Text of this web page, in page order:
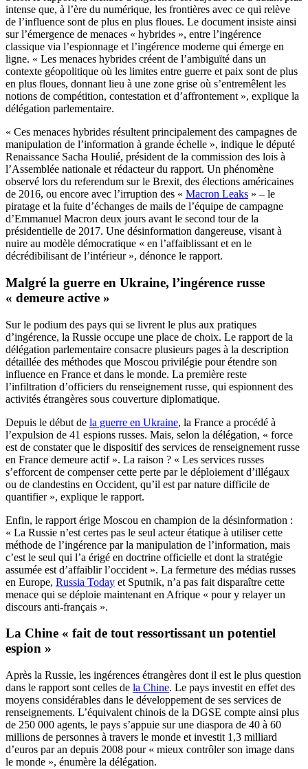
intense que, à l’ère du numérique, les frontières avec ce qui relève
de l’influence sont de plus en plus floues. Le document insiste ainsi
sur l’émergence de menaces « hybrides », entre l’ingérence
classique via l’espionnage et l’ingérence moderne qui émerge en
ligne. « Les menaces hybrides créent de l’ambiguïté dans un
contexte géopolitique où les limites entre guerre et paix sont de plus
en plus floues, donnant lieu à une zone grise où s’entremêlent les
notions de compétition, contestation et d’affrontement », explique la
délégation parlementaire.
« Ces menaces hybrides résultent principalement des campagnes de
manipulation de l’information à grande échelle », indique le député
Renaissance Sacha Houlié, président de la commission des lois à
l’Assemblée nationale et rédacteur du rapport. Un phénomène
observé lors du referendum sur le Brexit, des élections américaines
de 2016, ou encore avec l’irruption des « Macron Leaks » – le
piratage et la fuite d’échanges de mails de l’équipe de campagne
d’Emmanuel Macron deux jours avant le second tour de la
présidentielle de 2017. Une désinformation dangereuse, visant à
nuire au modèle démocratique « en l’affaiblissant et en le
décrédibilisant de l’intérieur », dénonce le rapport.
Malgré la guerre en Ukraine, l’ingérence russe
« demeure active »
Sur le podium des pays qui se livrent le plus aux pratiques
d’ingérence, la Russie occupe une place de choix. Le rapport de la
délégation parlementaire consacre plusieurs pages à la description
détaillée des méthodes que Moscou privilégie pour étendre son
influence en France et dans le monde. La première reste
l’infiltration d’officiers du renseignement russe, qui espionnent des
activités étrangères sous couverture diplomatique.
Depuis le début de la guerre en Ukraine, la France a procédé à
l’expulsion de 41 espions russes. Mais, selon la délégation, « force
est de constater que le dispositif des services de renseignement russe
en France demeure actif ». La raison ? « Les services russes
s’efforcent de compenser cette perte par le déploiement d’illégaux
ou de clandestins en Occident, qu’il est par nature difficile de
quantifier », explique le rapport.
Enfin, le rapport érige Moscou en champion de la désinformation :
« La Russie n’est certes pas le seul acteur étatique à utiliser cette
méthode de l’ingérence par la manipulation de l’information, mais
c’est le seul qui l’a érigé en doctrine officielle et dont la stratégie
assumée est d’affaiblir l’occident ». La fermeture des médias russes
en Europe, Russia Today et Sputnik, n’a pas fait disparaître cette
menace qui se déploie maintenant en Afrique « pour y relayer un
discours anti-français ».
La Chine « fait de tout ressortissant un potentiel
espion »
Après la Russie, les ingérences étrangères dont il est le plus question
dans le rapport sont celles de la Chine. Le pays investit en effet des
moyens considérables dans le développement de ses services de
renseignements. L’équivalent chinois de la DGSE compte ainsi plus
de 250 000 agents, le pays s’appuie sur une diaspora de 40 à 60
millions de personnes à travers le monde et investit 1,3 milliard
d’euros par an depuis 2008 pour « mieux contrôler son image dans
le monde », énumère la délégation.